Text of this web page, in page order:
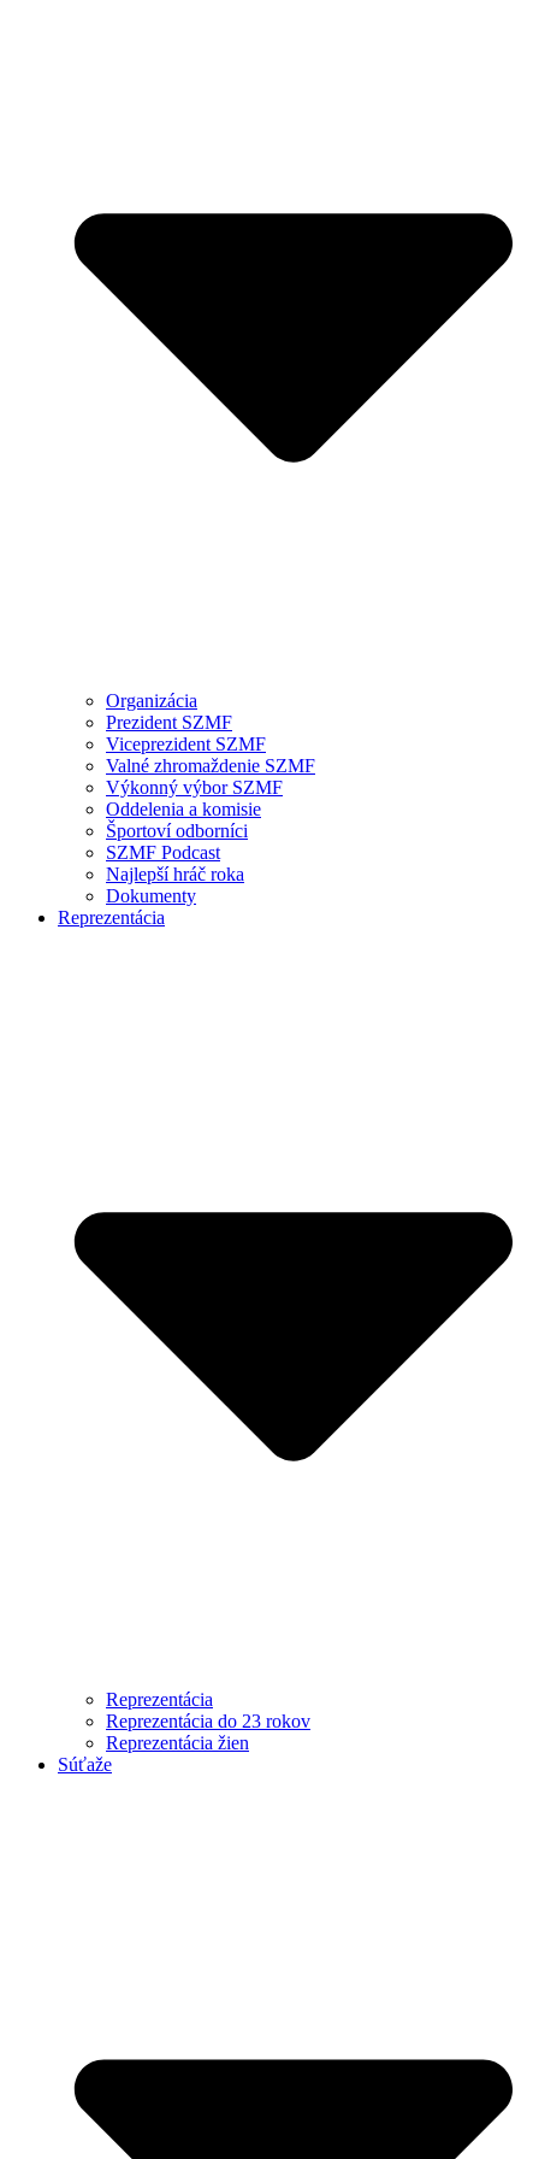
Organizácia
Prezident SZMF
Viceprezident SZMF
Valné zhromaždenie SZMF
Výkonný výbor SZMF
Oddelenia a komisie
Športoví odborníci
SZMF Podcast
Najlepší hráč roka
Dokumenty
Reprezentácia
Reprezentácia
Reprezentácia do 23 rokov
Reprezentácia žien
Súťaže